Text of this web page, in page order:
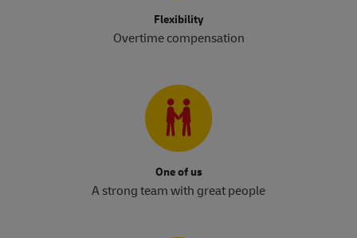
Flexibility
Overtime compensation
One of us
A strong team with great people